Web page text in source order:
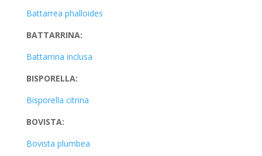
Battarrea phalloides
BATTARRINA:
Battarrina inclusa
BISPORELLA:
Bisporella citrina
BOVISTA:
Bovista plumbea